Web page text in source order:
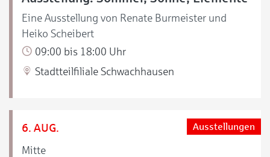
Eine Ausstellung von Renate Burmeister und
Heiko Scheibert
09:00 bis 18:00 Uhr
Stadtteilfiliale Schwachhausen
6. AUG.
Mitte
Ausstellungen